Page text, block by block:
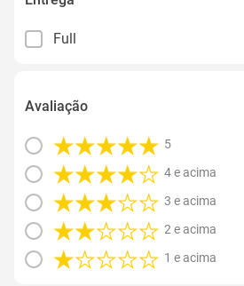
Full
Avaliação
5
4 e acima
3 e acima
2 e acima
1 e acima